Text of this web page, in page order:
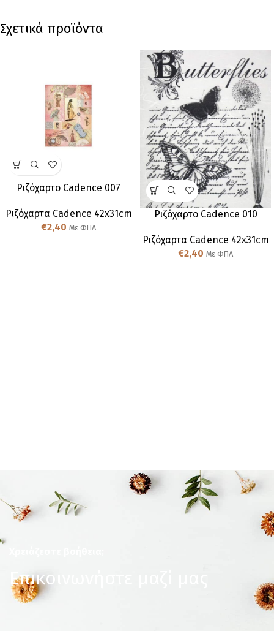
Σχετικά προϊόντα
Ριζόχαρτο Cadence 007
Ριζόχαρτα Cadence 42x31cm
€2,40 Με ΦΠΑ
Ριζόχαρτο Cadence 010
Ριζόχαρτα Cadence 42x31cm
€2,40 Με ΦΠΑ
Επικοινωνήστε μαζί μας